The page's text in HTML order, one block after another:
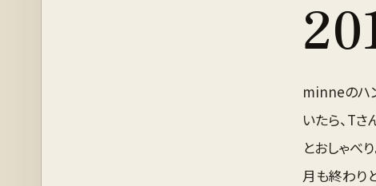
minneのハ
いたら、T
とおしゃべ
月も終わり